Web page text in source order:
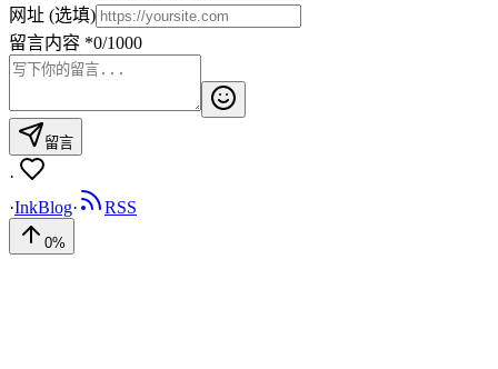
网址 (选填)
留言内容 *0/1000
留言
·
·InkBlog· RSS
0%